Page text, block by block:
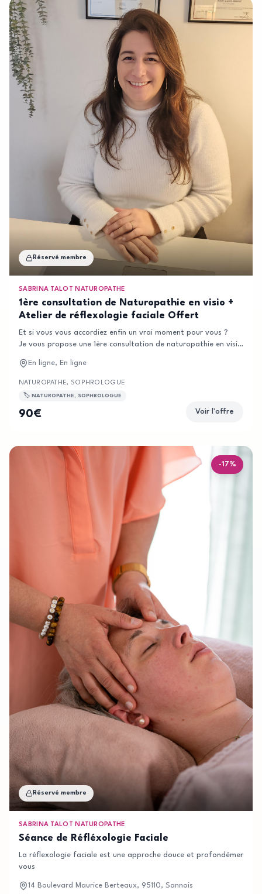
déjeuner, en chambre double ou triple• Toutes les taxes
retour depuis et vers l’aéroport international de Dubaï,
dessusInformations générales sur le forfait Check In Time :❖ Heure
in : L’heure officielle du check-
in de l’hôtel proposé est après 15h00❖ Les tarifs du forfait ci-
dessus sont basés sur un minimum de 6 chambres dans l’hôtel
dessus sont valables jusqu’au 04 février 2026❖ Aucune chambre
Réservé membre
SABRINA TALOT NATUROPATHE
1ère consultation de Naturopathie en visio +
Atelier de réflexologie faciale Offert
Et si vous vous accordiez enfin un vrai moment pour vous ?
Je vous propose une 1ère consultation de naturopathie en visio,
vous du Lundi au Samedi
En ligne, En ligne
NATUROPATHE, SOPHROLOGUE
🏷️ NATUROPATHE, SOPHROLOGUE
90€ Voir l'offre
-17%
Réservé membre
SABRINA TALOT NATUROPATHE
Séance de Réfléxologie Faciale
La réflexologie faciale est une approche douce et profondément
vous
14 Boulevard Maurice Berteaux, 95110, Sannois